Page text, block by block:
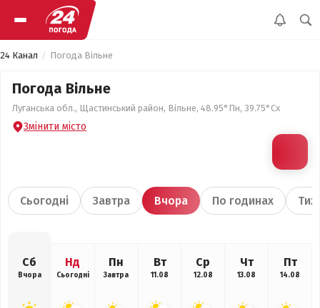
24 Канал Погода Вільне
Погода Вільне
Луганська обл., Щастинський район, Вільне, 48.95°Пн, 39.75°Сх
Змінити місто
Сьогодні Завтра Вчора По годинах
Сб
Вчора
Нд
Сьогодні
Пн
Завтра
Вт
11.08
Ср
12.08
Чт
13.08
Пт
14.08